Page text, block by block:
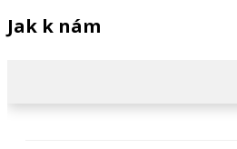
Jak k nám